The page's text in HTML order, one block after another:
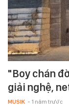
"Boy chán
giải nghệ,
MUSIK - 1 năm trước